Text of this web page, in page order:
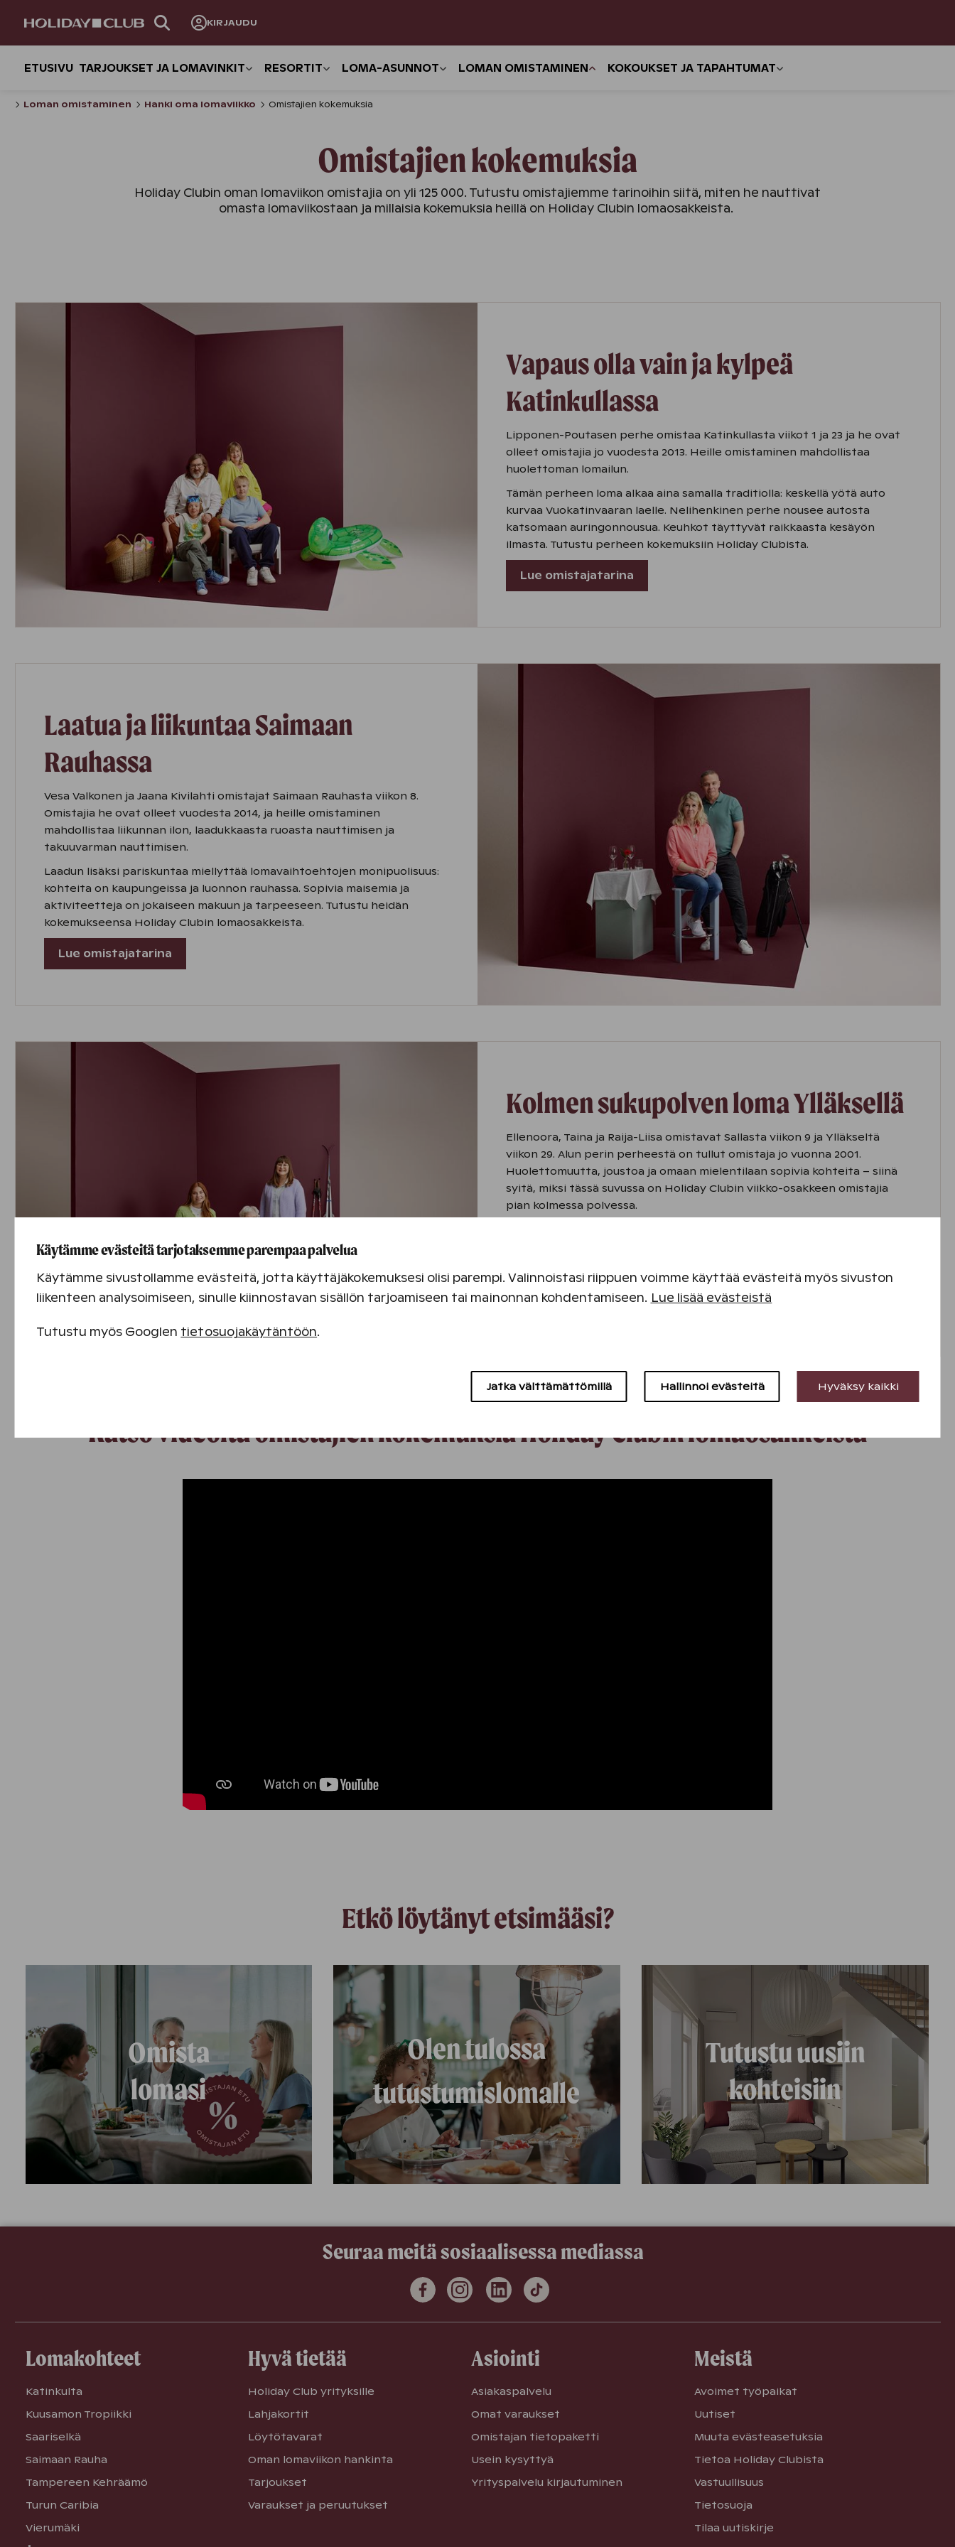
SIVUNAVIGOINTI
KIRJAUDU
ETUSIVU TARJOUKSET JA LOMAVINKIT RESORTIT LOMA-ASUNNOT LOMAN OMISTAMINEN KOKOUKSET JA TAPAHTUMAT
Loman omistaminen Hanki oma lomaviikko Omistajien kokemuksia
Omistajien kokemuksia
Holiday Clubin oman lomaviikon omistajia on yli 125 000. Tutustu omistajiemme tarinoihin siitä, miten he nauttivat
omasta lomaviikostaan ja millaisia kokemuksia heillä on Holiday Clubin lomaosakkeista.
Vapaus olla vain ja kylpeä
Katinkullassa
Lipponen-Poutasen perhe omistaa Katinkullasta viikot 1 ja 23 ja he ovat
olleet omistajia jo vuodesta 2013. Heille omistaminen mahdollistaa
huolettoman lomailun.
Tämän perheen loma alkaa aina samalla traditiolla: keskellä yötä auto
kurvaa Vuokatinvaaran laelle. Nelihenkinen perhe nousee autosta
katsomaan auringonnousua. Keuhkot täyttyvät raikkaasta kesäyön
ilmasta. Tutustu perheen kokemuksiin Holiday Clubista.
Lue omistajatarina
Laatua ja liikuntaa Saimaan
Rauhassa
Vesa Valkonen ja Jaana Kivilahti omistajat Saimaan Rauhasta viikon 8.
Omistajia he ovat olleet vuodesta 2014, ja heille omistaminen
mahdollistaa liikunnan ilon, laadukkaasta ruoasta nauttimisen ja
takuuvarman nauttimisen.
Laadun lisäksi pariskuntaa miellyttää lomavaihtoehtojen monipuolisuus:
kohteita on kaupungeissa ja luonnon rauhassa. Sopivia maisemia ja
aktiviteetteja on jokaiseen makuun ja tarpeeseen. Tutustu heidän
kokemukseensa Holiday Clubin lomaosakkeista.
Lue omistajatarina
Kolmen sukupolven loma Ylläksellä
Ellenoora, Taina ja Raija-Liisa omistavat Sallasta viikon 9 ja Ylläkseltä
viikon 29. Alun perin perheestä on tullut omistaja jo vuonna 2001.
Huolettomuutta, joustoa ja omaan mielentilaan sopivia kohteita – siinä
syitä, miksi tässä suvussa on Holiday Clubin viikko-osakkeen omistajia
pian kolmessa polvessa.
tervetullut Holiday Clubin lomahuoneistoihin.
Lue omistajatarina
Katso videolta omistajien kokemuksia Holiday Clubin lomaosakkeista
Etkö löytänyt etsimääsi?
Omista
lomasi
Olen tulossa
tutustumislomalle
Tutustu uusiin
kohteisiin
Seuraa meitä sosiaalisessa mediassa
Lomakohteet
Katinkulta
Kuusamon Tropiikki
Saariselkä
Saimaan Rauha
Tampereen Kehräämö
Turun Caribia
Vierumäki
Hyvä tietää
Holiday Club yrityksille
Lahjakortit
Löytötavarat
Oman lomaviikon hankinta
Tarjoukset
Varaukset ja peruutukset
Asiointi
Asiakaspalvelu
Omat varaukset
Omistajan tietopaketti
Usein kysyttyä
Yrityspalvelu kirjautuminen
Meistä
Avoimet työpaikat
Uutiset
Muuta evästeasetuksia
Tietoa Holiday Clubista
Vastuullisuus
Tietosuoja
Tilaa uutiskirje
Käytämme evästeitä tarjotaksemme parempaa palvelua
Käytämme sivustollamme evästeitä, jotta käyttäjäkokemuksesi olisi parempi. Valinnoistasi riippuen voimme käyttää evästeitä myös sivuston
liikenteen analysoimiseen, sinulle kiinnostavan sisällön tarjoamiseen tai mainonnan kohdentamiseen. Lue lisää evästeistä
Tutustu myös Googlen tietosuojakäytäntöön.
Sisällön kohdentamisen evästeet
Jatka välttämättömillä Hallinnoi evästeitä Hyväksy kaikki